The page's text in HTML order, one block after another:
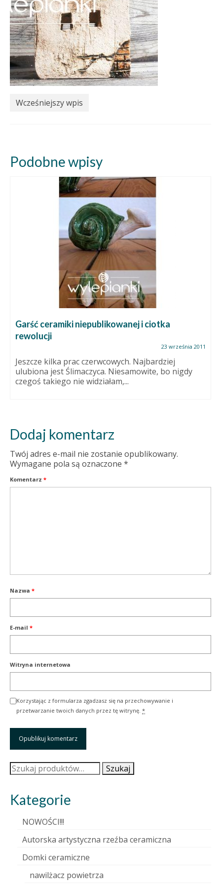
Wcześniejszy wpis
Podobne wpisy
Garść ceramiki niepublikowanej i ciotka
rewolucji
23 września 2011
Jeszcze kilka prac czerwcowych. Najbardziej
ulubiona jest Ślimaczyca. Niesamowite, bo nigdy
czegoś takiego nie widziałam,...
Dodaj komentarz
Twój adres e-mail nie zostanie opublikowany.
Wymagane pola są oznaczone *
Komentarz *
Nazwa *
E-mail *
Witryna internetowa
Korzystając z formularza zgadzasz się na przechowywanie i
przetwarzanie twoich danych przez tę witrynę. *
Szukaj: Szukaj
Kategorie
NOWOŚCI!!!
Autorska artystyczna rzeźba ceramiczna
Domki ceramiczne
nawilżacz powietrza